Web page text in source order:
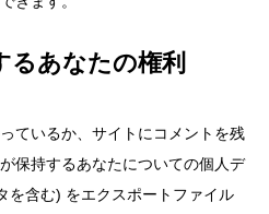
るあなたの権利
ているか、サイトにコメントを残
保持するあなたについての個人デ
を含む) をエクスポートファイル